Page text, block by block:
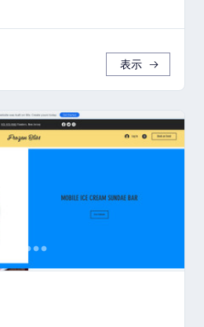
表示